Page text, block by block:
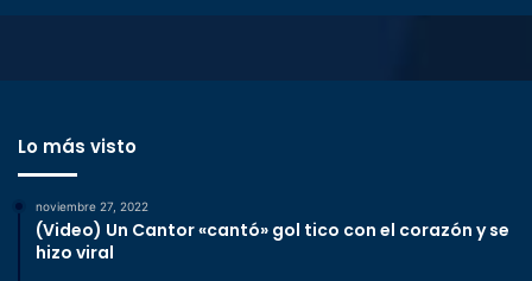
Lo más visto
noviembre 27, 2022
(Video) Un Cantor «cantó» gol tico con el corazón y se
hizo viral